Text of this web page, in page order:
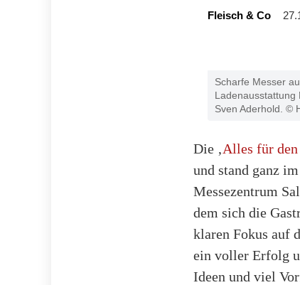
Fleisch & Co
Scharfe Messer
Sven Aderhold. ©
Die ‚Alles für den
und stand ganz
Messezentrum
dem sich die
klaren Fokus auf
ein voller Erfolg
Ideen und viel